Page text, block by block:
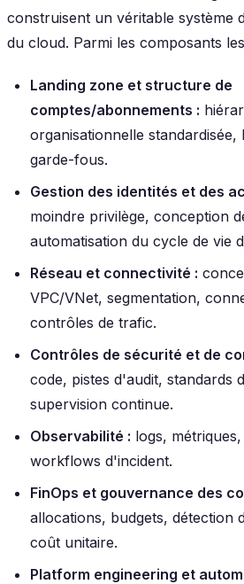
construisent un véritable système
du cloud. Parmi les composants
Landing zone et structure de
comptes/abonnements :
organisationnelle standardisée,
garde-fous.
Gestion des identités et des
moindre privilège, conception
automatisation du cycle de vie
Réseau et connectivité :
VPC/VNet, segmentation,
contrôles de trafic.
Contrôles de sécurité et de
code, pistes d'audit, standards
supervision continue.
Observabilité : logs,
workflows d'incident.
FinOps et gouvernance des
allocations, budgets, détection
coût unitaire.
Platform engineering et